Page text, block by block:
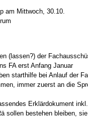
am Mittwoch, 30.10.
(lassen?) der
FA erst Anfang Januar
starthilfe bei Anlauf der
immer zuerst an die
Erklärdokument
sollen bestehen bleiben,